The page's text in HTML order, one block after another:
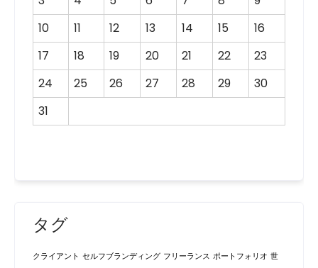
10
11 12 13 14 15
16
17
18 19 20 21 22
23
24
25 26 27 28 29
30
31
タグ
クライアント セルフブランディング フリーランス ポートフォリオ 世